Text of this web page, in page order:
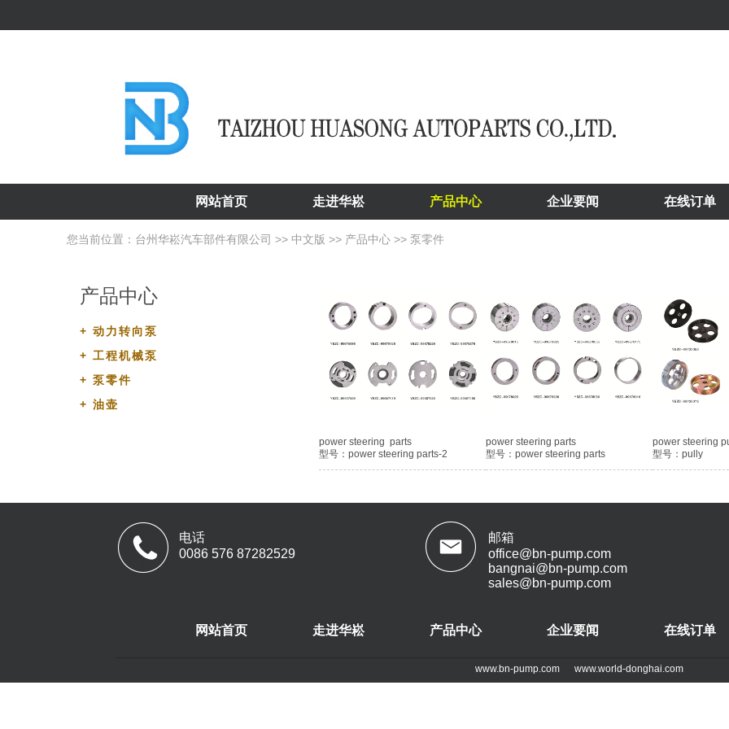
网站首页 走进华崧 产品中心 企业要闻 在线订单
您当前位置： 台州华崧汽车部件有限公司 >> 中文版 >> 产品中心 >> 泵零件
产品中心
+ 动力转向泵
+ 工程机械泵
+ 泵零件
+ 油壶
power steering parts
型号：power steering parts-2
power steering parts
型号：power steering parts
power steering
型号：pully
电话
0086 576 87282529
邮箱
office@bn-pump.com
bangnai@bn-pump.com
sales@bn-pump.com
网站首页 走进华崧 产品中心 企业要闻 在线订单
www.bn-pump.com www.world-donghai.com